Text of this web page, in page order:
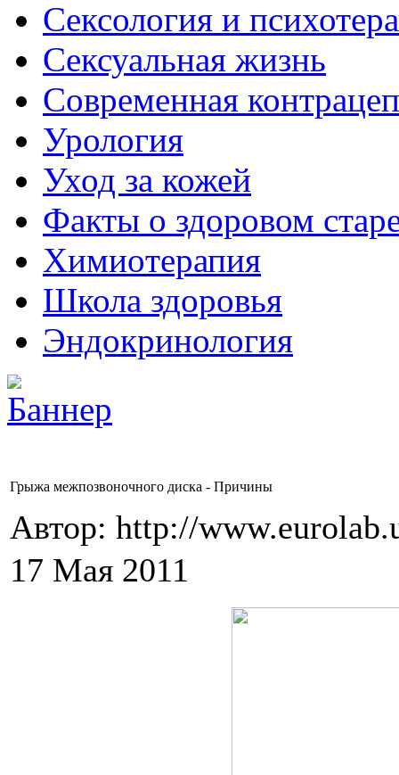
Сексология и
Сексуальная жизнь
Современная
Урология
Уход за кожей
Факты о здоровом
Химиoтерапия
Школа здоровья
Эндокринология
Грыжа межпозвоночного диска - Причины
Автор: http://
17 Мая 2011